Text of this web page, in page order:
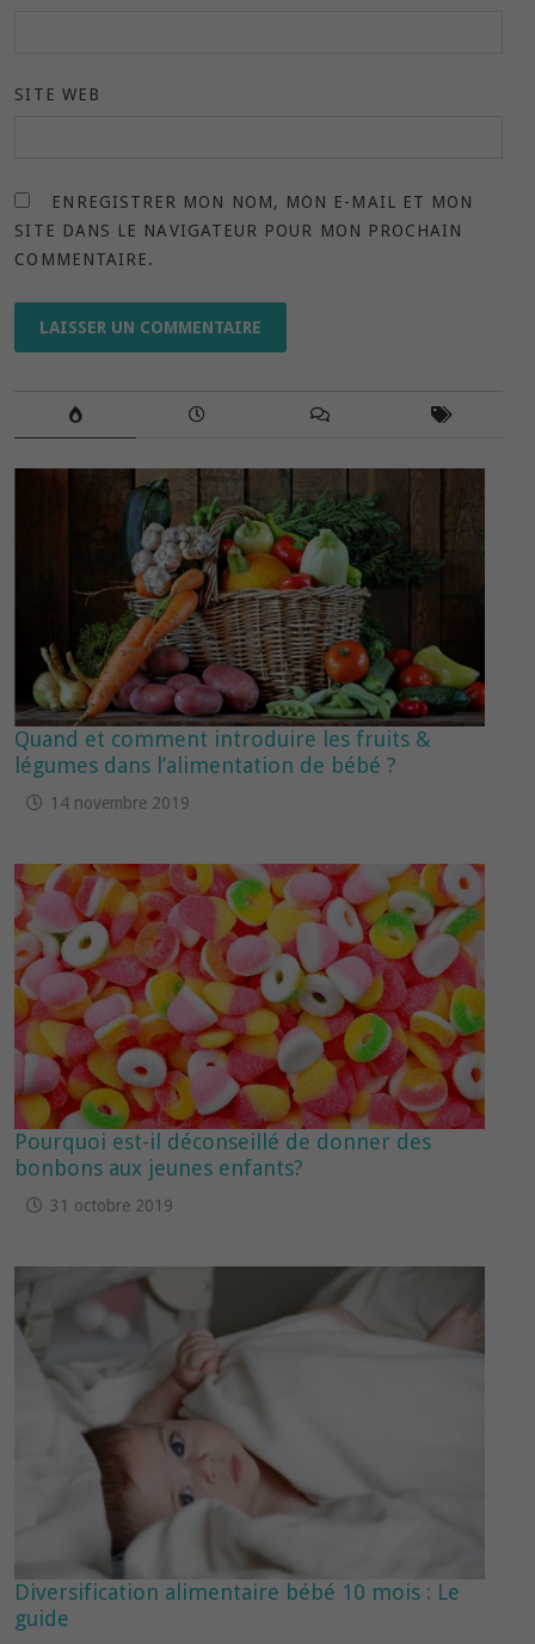
SITE WEB
ENREGISTRER MON NOM, MON E-MAIL ET MON
SITE DANS LE NAVIGATEUR POUR MON PROCHAIN
COMMENTAIRE.
Quand et comment introduire les fruits &
légumes dans l’alimentation de bébé ?
14 novembre 2019
Pourquoi est-il déconseillé de donner des
bonbons aux jeunes enfants?
31 octobre 2019
Diversification alimentaire bébé 10 mois : Le
guide